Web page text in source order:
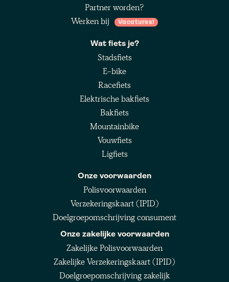
Partner worden?
Werken bij
Vacatures!
Wat fiets je?
Stadsfiets
E-bike
Racefiets
Elektrische bakfiets
Bakfiets
Mountainbike
Vouwfiets
Ligfiets
Onze voorwaarden
Polisvoorwaarden
Verzekeringskaart (IPID)
Doelgroepomschrijving consument
Onze zakelijke voorwaarden
Zakelijke Polisvoorwaarden
Zakelijke Verzekeringskaart (IPID)
Doelgroepomschrijving zakelijk